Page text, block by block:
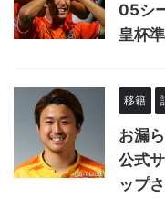
05シ
皇杯
移籍
お漏
公式
ップ